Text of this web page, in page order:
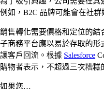
例如，B2C 品牌可能會在社群
銷售轉化需要價格和定位的
子商務平台應以易於存取的
讓客戶回流。根據 Salesforce
購物者表示，不超過三次糟糕
如果您…